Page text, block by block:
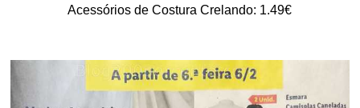
Acessórios de Costura Crelando: 1.49€